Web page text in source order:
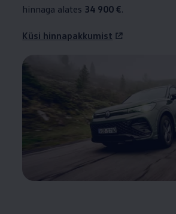
hinnaga alates 34 900 €.
Küsi hinnapakkumist